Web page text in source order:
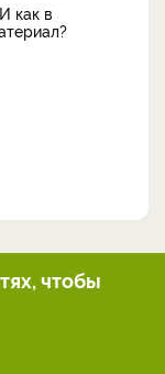
как в
чтобы